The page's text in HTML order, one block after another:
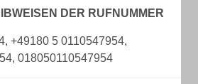
DER RUFNUMMER
+49180 5 0110547954,
018050110547954